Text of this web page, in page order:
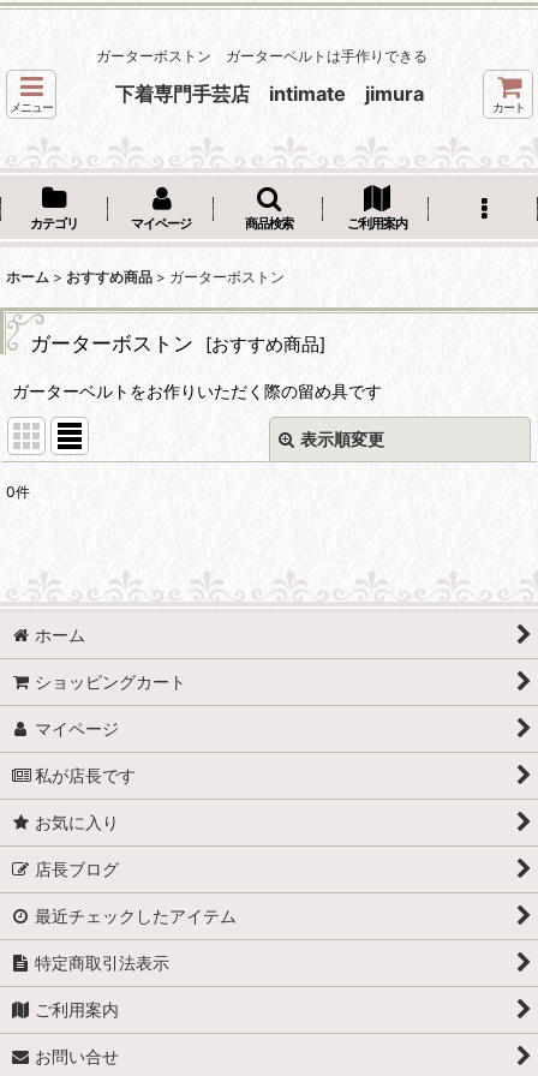
ガーターボストン ガーターベルトは手作りできる
メニュー
下着専門手芸店 intimate jimura
カート
カテゴリ マイページ 商品検索 ご利用案内
ホーム > おすすめ商品 > ガーターボストン
ガーターボストン [おすすめ商品]
ガーターベルトをお作りいただく際の留め具です
表示順変更
並び順
0件
ホーム
ショッピングカート
マイページ
私が店長です
お気に入り
店長ブログ
最近チェックしたアイテム
特定商取引法表示
ご利用案内
お問い合せ